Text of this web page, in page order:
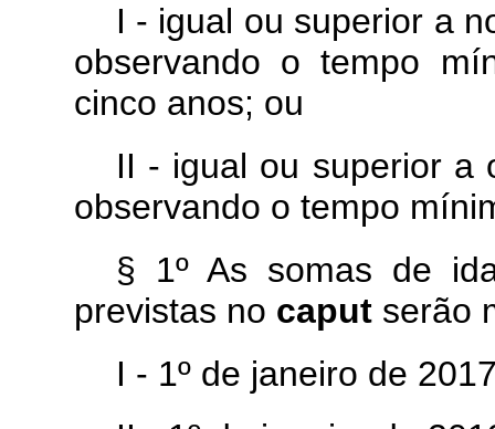
I - igual ou superior a
observando o tempo
cinco anos; ou
II - igual ou superior a
observando o tempo
§ 1º As somas de
previstas no caput serão
I - 1º de janeiro de